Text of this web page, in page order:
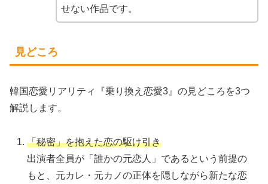
せない作品です。
見どころ
韓国恋愛リアリティ『乗り換え恋愛3』の見どころを3つ
解説します。
「秘密」を抱えた恋の駆け引き
出演者全員が「誰かの元恋人」であるという前提の
もと、元カレ・元カノの正体を隠しながら新たな恋